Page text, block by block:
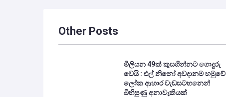
Other Posts
මිලියන 49ක් කුසගින්නට ගොදුරු
වෙයි : එල් නිනෝ අවදානම හමුවේ
ලෝක ආහාර වැඩසටහනෙන්
බිහිසුණු අනාවැකියක්